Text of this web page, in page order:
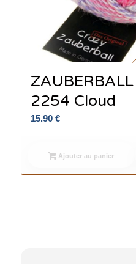
2254 Cloud
15.90 €
Ajouter au panier